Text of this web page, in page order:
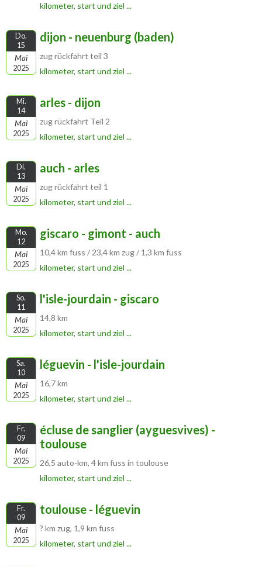
kilometer, start und ziel ...
Do.
15
Mai
2025
dijon - neuenburg (baden)
zug rückfahrt teil 3
kilometer, start und ziel ...
Mi.
14
Mai
2025
arles - dijon
zug rückfahrt Teil 2
kilometer, start und ziel ...
Di.
13
Mai
2025
auch - arles
zug rückfahrt teil 1
kilometer, start und ziel ...
Mo.
12
Mai
2025
giscaro - gimont - auch
10,4 km fuss / 23,4 km zug / 1,3 km fuss
kilometer, start und ziel ...
So.
11
Mai
2025
l'isle-jourdain - giscaro
14,8 km
kilometer, start und ziel ...
Sa.
10
Mai
2025
léguevin - l'isle-jourdain
16,7 km
kilometer, start und ziel ...
Fr.
09
Mai
2025
écluse de sanglier (ayguesvives) -
toulouse
26,5 auto-km, 4 km fuss in toulouse
kilometer, start und ziel ...
Fr.
09
Mai
2025
toulouse - léguevin
? km zug, 1,9 km fuss
kilometer, start und ziel ...